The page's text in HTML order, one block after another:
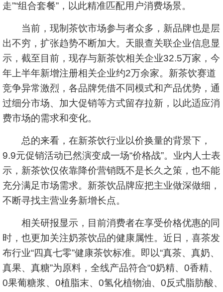
走”“组合套餐”，以此精准匹配用户消费场景。
当前，现制茶饮市场参与者众多，新品牌也是层
出不穷，扩张趋势不断加大。天眼查关联企业信息显
示，截至目前，现存与新茶饮相关企业32.5万家，今
年上半年新增注册相关企业约2万余家。新茶饮赛道
竞争异常激烈，各品牌凭借不同模式和产品优势，通
过细分市场、加大促销等方式留存拉新，以此适应消
费市场的需求和变化。
总的来看，在新茶饮行业以价换量的背景下，
9.9元促销活动已然演变成一场“价格战”。业内人士表
示，新茶饮仅依靠降价营销既不是长久之策，也不能
充分满足市场需求。新茶饮品牌应把主业做深做细，
不断寻找主营业务新增长点。
相关研报显示，目前消费者在享受价格优惠的同
时，也更加关注奶茶饮品的健康属性。近日，喜茶发
布行业“四真七零”健康茶饮标准。即以“真茶、真奶、
真果、真糖”为原料，全线产品符合“0奶精、0香精、
0果葡糖浆、0植脂末、0氢化植物油、0反式脂肪酸、